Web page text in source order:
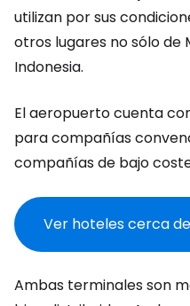
utilizan por sus
otros lugares no sólo de
Indonesia.
El aeropuerto cuenta
para compañías
compañías de bajo
Ver hoteles cerca de
Ambas terminales son